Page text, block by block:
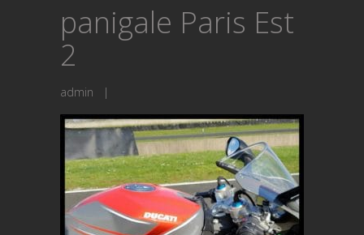
panigale Paris Est
2
admin |